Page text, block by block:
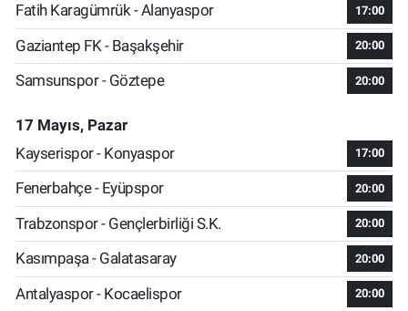
Fatih Karagümrük - Alanyaspor
17:00
Gaziantep FK - Başakşehir 20:00
Samsunspor - Göztepe 20:00
17 Mayıs, Pazar
Kayserispor - Konyaspor
17:00
Fenerbahçe - Eyüpspor 20:00
Trabzonspor - Gençlerbirliği S.K. 20:00
Kasımpaşa - Galatasaray 20:00
Antalyaspor - Kocaelispor 20:00